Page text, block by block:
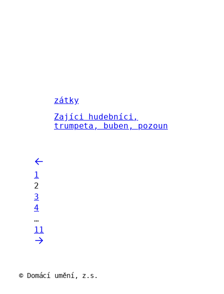
zátky
Zajíci hudebníci,
trumpeta, buben, pozoun
1
2
3
4
…
11
© Domácí umění, z.s.